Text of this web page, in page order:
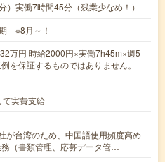
）実働7時間45分（残業少なめ！）
※8月～！
万円 時給2000円×実働7h45m×週5
を保証するものではありません。
て実費支給
が台湾のため、中国語使用頻度高め
（書類管理、応募データ管…